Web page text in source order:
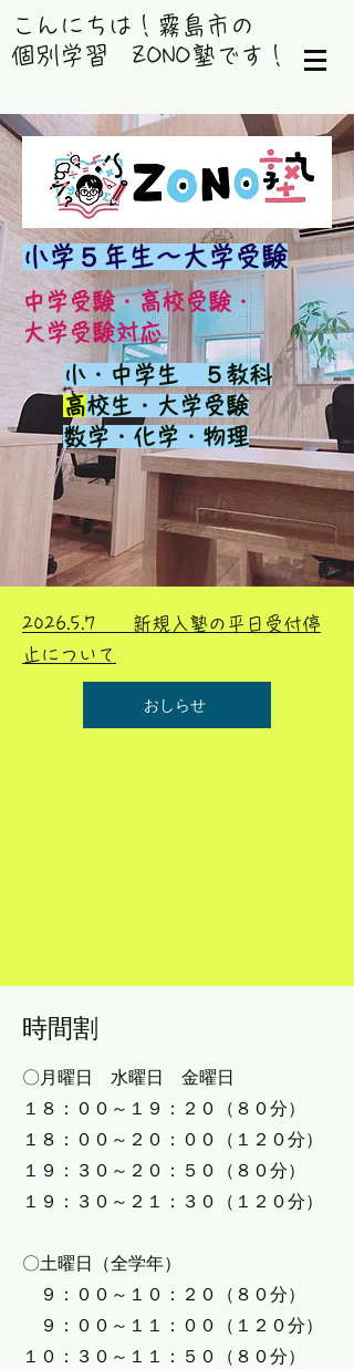
​こんにちは！霧島市の
個別学習 ZONO塾です！
小学５年生～大学受験
中学受験・高校受験・
大学受験対応
小・中学生 ５教科
​高校生・大学受験
数学・化学・物理
2026.5.7 新規入塾の平日受付停
止について
おしらせ
時間割
〇月曜日 水曜日 金曜日
１８：００～１９：２０（８０分）
１８：００～２０：００（１２０分）
１９：３０～２０：５０
（８０分）
１９：３０～２１：３０
（１２０分）
〇土曜日（全学年）
９：００～１０：２０（８０分）
９：００～１１：００（１２０分）
１０：３０～１１：５０
（８０分）